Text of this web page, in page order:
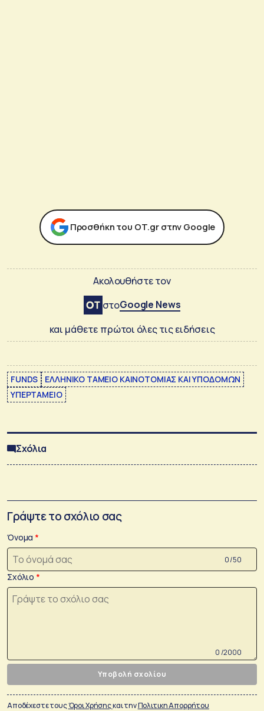
Προσθήκη του ΟΤ.gr στην Google
Ακολουθήστε τον
στοGoogle News
και μάθετε πρώτοι όλες τις ειδήσεις
FUNDS
ΕΛΛΗΝΙΚΟ ΤΑΜΕΙΟ ΚΑΙΝΟΤΟΜΙΑΣ ΚΑΙ ΥΠΟΔΟΜΩΝ
ΥΠΕΡΤΑΜΕΙΟ
Σχόλια
Γράψτε το σχόλιο σας
Όνομα
0 /50
Σχόλιο
0 /2000
Υποβολή σχολίου
Αποδέχεστε τουςΌροι Χρήσηςκαι τηνΠολιτικη Απορρήτου